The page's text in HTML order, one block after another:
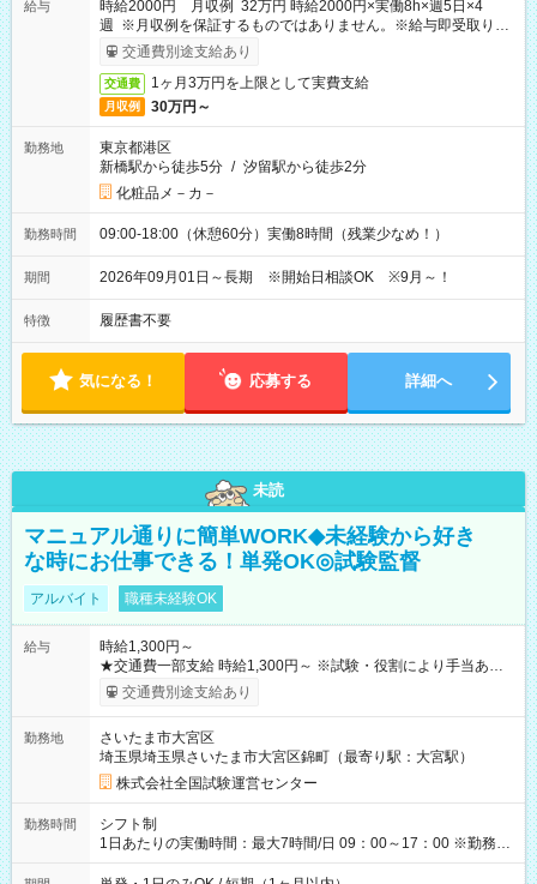
給与
時給2000円 月収例 32万円 時給2000円×実働8h×週5日×4
週 ※月収例を保証するものではありません。※給与即受取りサ
ービス利用可（利用条件有）
交通費別途支給あり
交通費 1ヶ月3万円を上限として実費支給
月収例 30万円～
勤務地
東京都港区
新橋駅から徒歩5分 / 汐留駅から徒歩2分
化粧品メ－カ－
勤務時間 09:00-18:00（休憩60分）実働8時間（残業少なめ！）
期間 2026年09月01日～長期 ※開始日相談OK ※9月～！
特徴 履歴書不要
気になる！ 応募する 詳細へ
未読
マニュアル通りに簡単WORK◆未経験から好き
な時にお仕事できる！単発OK◎試験監督
アルバイト 職種未経験OK
給与
時給1,300円～
★交通費一部支給 時給1,300円～ ※試験・役割により手当あり
※勤務回数により昇給あり 【即給（前払い）オプションあ
り！】 希望される場合、勤務から1週間ほどで給与の一部を受け
例】 ・河合塾模擬試験 8:30～17:30（休憩1時間） 時給1,300円
×8時間＝日収10,400円＋交通費 ※当日の役割により時給＋100
円の場合あり ・国家試験 7:00～13:30（休憩なし） 時給1,300
円（役割手当＋100円）×6時間＝日収8,400円＋交通費 【試用期
間】試用期間なし
交通費別途支給あり
勤務地
さいたま市大宮区
埼玉県埼玉県さいたま市大宮区錦町（最寄り駅：大宮駅）
株式会社全国試験運営センター
勤務時間
シフト制
1日あたりの実働時間：最大7時間/日 09：00～17：00 ※勤務時
間は 試験により異なります。